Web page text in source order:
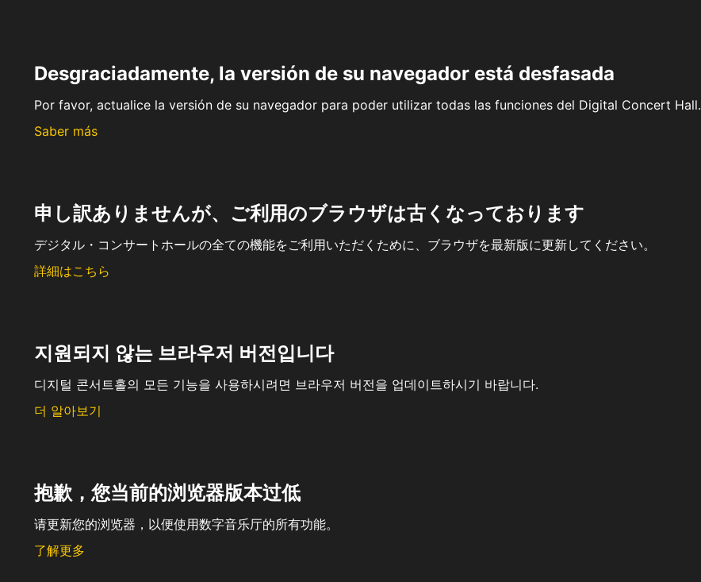
Desgraciadamente, la versión de su navegador está desfasada
Por favor, actualice la versión de su navegador para poder utilizar todas las funciones del Digital Concert Hall.
Saber más
申し訳ありませんが、ご利用のブラウザは古くなっております
デジタル・コンサートホールの全ての機能をご利用いただくために、ブラウザを最新版に更新してください。
詳細はこちら
지원되지 않는 브라우저 버전입니다
디지털 콘서트홀의 모든 기능을 사용하시려면 브라우저 버전을 업데이트하시기 바랍니다.
더 알아보기
抱歉，您当前的浏览器版本过低
请更新您的浏览器，以便使用数字音乐厅的所有功能。
了解更多